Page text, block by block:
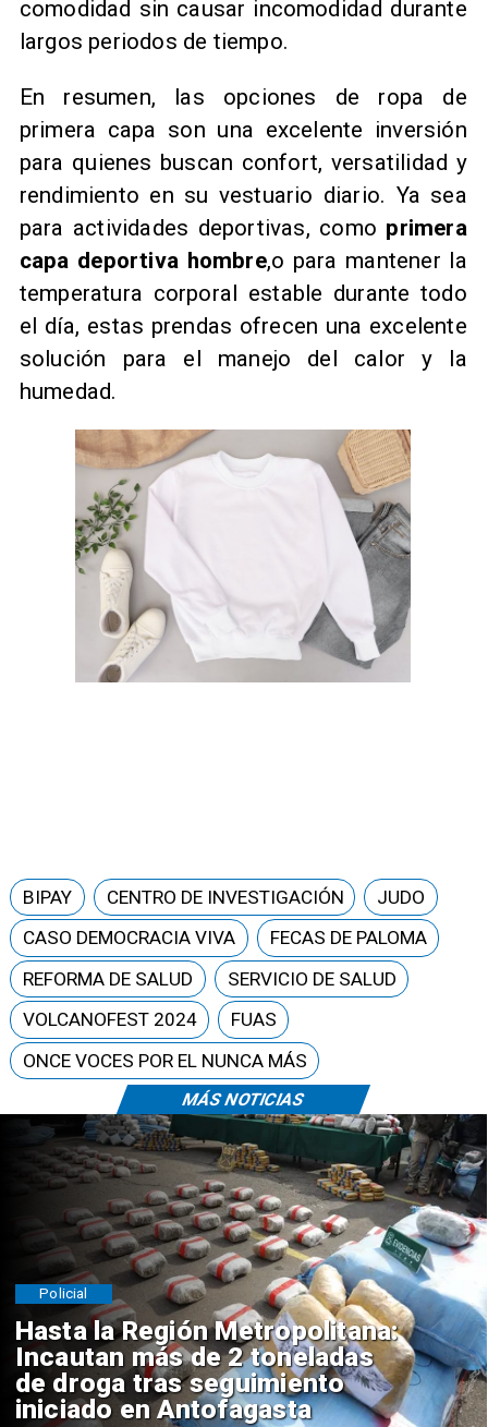
comodidad sin causar incomodidad durante
largos periodos de tiempo.
En resumen, las opciones de ropa de
primera capa son una excelente inversión
para quienes buscan confort, versatilidad y
rendimiento en su vestuario diario. Ya sea
para actividades deportivas, como primera
capa deportiva hombre,o para mantener la
temperatura corporal estable durante todo
el día, estas prendas ofrecen una excelente
solución para el manejo del calor y la
humedad.
MÁS NOTICIAS
BIPAY CENTRO DE INVESTIGACIÓN
JUDO
CASO DEMOCRACIA VIVA
FECAS DE PALOMA
REFORMA DE SALUD
SERVICIO DE SALUD
VOLCANOFEST 2024
FUAS
ONCE VOCES POR EL NUNCA MÁS
Hasta la Región Metropolitana:
Incautan más de 2 toneladas
de droga tras seguimiento
iniciado en Antofagasta
Policial